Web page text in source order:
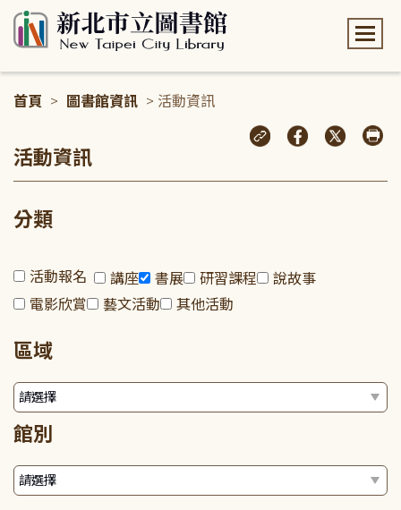
首頁 > 圖書館資訊 > 活動資訊
活動資訊
分類
活動報名 講座 書展 研習課程
說故事
電影欣賞
藝文活動 其他活動
區域
館別